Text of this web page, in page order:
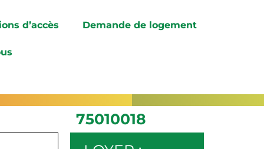
d’accès Demande de logement
75010018